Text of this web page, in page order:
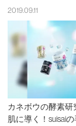
2019.09.11
カネボウの酵素研
肌に導く！suisai